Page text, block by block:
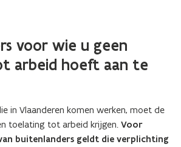
voor wie u geen
arbeid hoeft aan te
in Vlaanderen komen werken, moet de
toelating tot arbeid krijgen. Voor
buitenlanders geldt die verplichting​​​​​​